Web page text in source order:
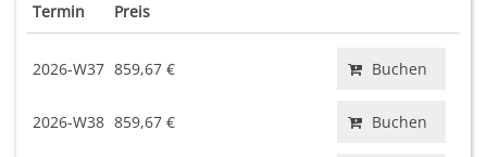
Termin Preis
2026-W37 859,67 € Buchen
2026-W38 859,67 € Buchen